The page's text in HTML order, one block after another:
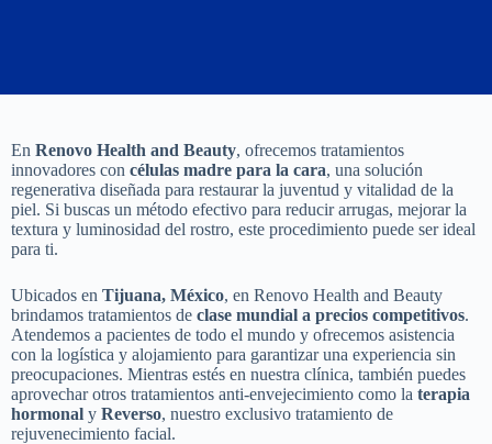
En Renovo Health and Beauty, ofrecemos tratamientos
innovadores con células madre para la cara, una solución
regenerativa diseñada para restaurar la juventud y vitalidad de la
piel. Si buscas un método efectivo para reducir arrugas, mejorar la
textura y luminosidad del rostro, este procedimiento puede ser ideal
para ti.
Ubicados en Tijuana, México, en Renovo Health and Beauty
brindamos tratamientos de clase mundial a precios competitivos.
Atendemos a pacientes de todo el mundo y ofrecemos asistencia
con la logística y alojamiento para garantizar una experiencia sin
preocupaciones. Mientras estés en nuestra clínica, también puedes
aprovechar otros tratamientos anti-envejecimiento como la terapia
hormonal y Reverso, nuestro exclusivo tratamiento de
rejuvenecimiento facial.